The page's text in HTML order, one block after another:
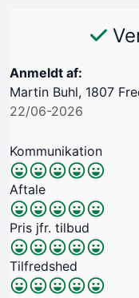
Anmeldt af:
Martin Buhl, 1807
22/06-2026
Kommunikation
Aftale
Pris jfr. tilbud
Tilfredshed